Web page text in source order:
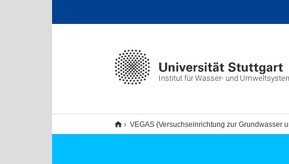
Institut für Wasser- und
VEGAS (Versuchseinrichtung zur Grundwasser